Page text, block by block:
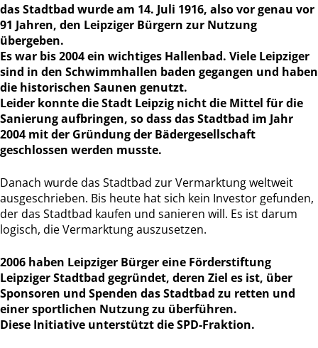
das Stadtbad wurde am 14. Juli 1916, also vor genau vor
91 Jahren, den Leipziger Bürgern zur Nutzung
übergeben.
Es war bis 2004 ein wichtiges Hallenbad. Viele Leipziger
sind in den Schwimmhallen baden gegangen und haben
die historischen Saunen genutzt.
Leider konnte die Stadt Leipzig nicht die Mittel für die
Sanierung aufbringen, so dass das Stadtbad im Jahr
2004 mit der Gründung der Bädergesellschaft
geschlossen werden musste.
Danach wurde das Stadtbad zur Vermarktung weltweit
ausgeschrieben. Bis heute hat sich kein Investor gefunden,
der das Stadtbad kaufen und sanieren will. Es ist darum
logisch, die Vermarktung auszusetzen.
2006 haben Leipziger Bürger eine Förderstiftung
Leipziger Stadtbad gegründet, deren Ziel es ist, über
Sponsoren und Spenden das Stadtbad zu retten und
einer sportlichen Nutzung zu überführen.
Diese Initiative unterstützt die SPD-Fraktion.